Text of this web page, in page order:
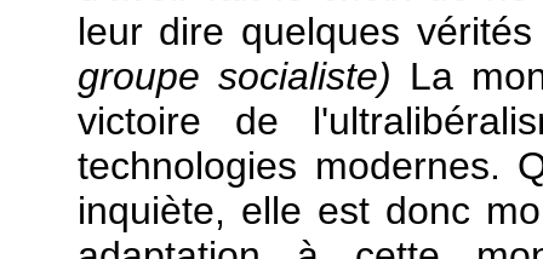
leur dire quelques
groupe socialiste) La
victoire de
technologies modernes.
inquiète, elle est donc